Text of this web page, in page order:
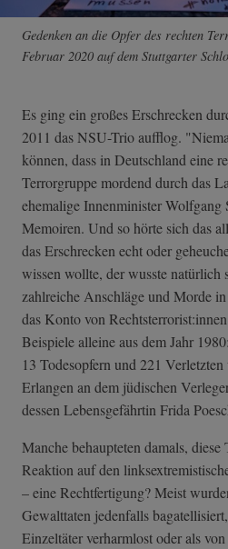
Gedenken an die Opfer des rechten
Februar 2020 auf dem Stuttgarter
Es ging ein großes Erschrecken
2011 das NSU-Trio aufflog.
können, dass in Deutschland eine
Terrorgruppe mordend durch das
ehemalige Innenminister
Memoiren. Und so hörte sich das
das Erschrecken echt oder
wissen wollte, der wusste natürlich
zahlreiche Anschläge und Morde
das Konto von
Beispiele alleine aus dem Jahr
13 Todesopfern und 221
Erlangen an dem jüdischen
dessen Lebensgefährtin Frida
Manche behaupteten damals,
Reaktion auf den
– eine Rechtfertigung? Meist
Gewalttaten jedenfalls
Einzeltäter verharmlost oder als